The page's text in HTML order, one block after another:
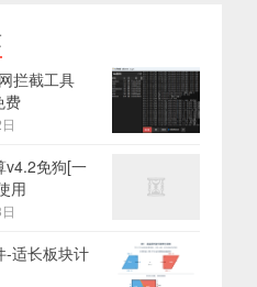
拦截工具
费
v4.2免狗[一
用
-适长板块计